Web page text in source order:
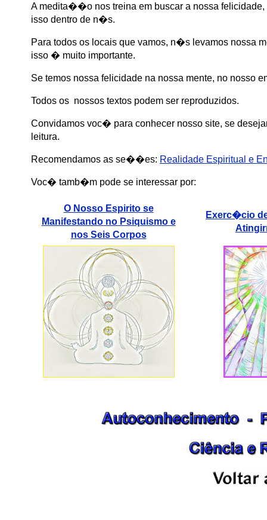
A medita��o nos treina em buscar a nossa
isso dentro de n�s.
Para todos os locais que vamos, n�s levamos nossa
isso � muito importante.
Se temos nossa felicidade na nossa mente, no nosso
Todos os nossos textos podem ser reproduzidos.
Convidamos voc� para conhecer nosso site, se
leitura.
Recomendamos as se��es: Realidade Espiritual e
Voc� tamb�m pode se interessar por:
O Nosso Espirito se
Manifestando no Psiquismo e
nos Seis Corpos
Exerc�cio